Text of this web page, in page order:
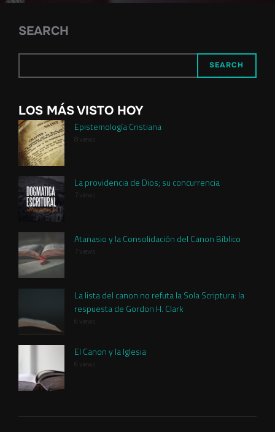
SEARCH
SEARCH
LOS MÁS VISTO HOY
Epistemología Cristiana
8 views
La providencia de Dios; su concurrencia
7 views
Atanasio y la Consolidación del Canon Bíblico
7 views
La lista del canon no refuta la Sola Scriptura: la
respuesta de Gordon H. Clark
6 views
El Canon y la Iglesia
6 views